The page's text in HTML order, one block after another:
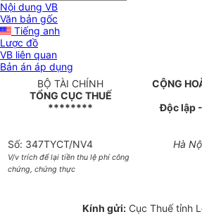
Nội dung VB
Văn bản gốc
Tiếng anh
Lược đồ
VB liên quan
Bản án áp dụng
BỘ TÀI CHÍNH
TỔNG CỤC THUẾ
********
CỘNG
Độc lập
Số: 347TYCT/NV4
V/v trích để lại tiền thu lệ phí công
chứng, chứng thực
Hà
Kính gửi:Cục Thuế tỉnh